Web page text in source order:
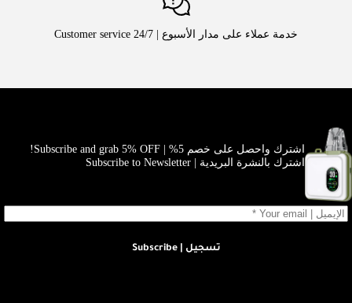
خدمة عملاء على مدار الأسبوع | Customer service 24/7
اشترك واحصل على خصم 5% | Subscribe and grab 5% OFF!
اشترك بالنشرة البريدية | Subscribe to Newsletter
تسجيل | Subscribe